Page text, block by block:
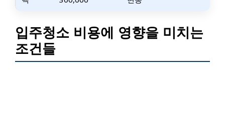
입주청소 비용에 영향을 미치는
조건들